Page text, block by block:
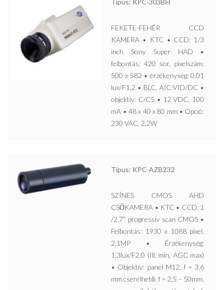
Típus: KPC-303BH
FEKETE-FEHÉR CCD
KAMERA • KTC • CCD: 1/3
inch Sony Super HAD •
felbontás: 420 sor, pixelszám:
500 x 582 • érzékenység: 0,01
lux/F1,2 • BLC, AIC:VID/DC •
objektív: C/CS • 12 VDC, 100
mA • 48 x 40 x 80 mm • Opció:
230 VAC, 2,2W
Típus: KPC-AZB232
SZÍNES CMOS AHD
CSŐKAMERA • KTC • CCD: 1
/2.7” progressiv scan CMOS •
Felbontás: 1930 x 1088 pixel,
2,1MP • Érzékenység:
1,3lux/F2.0 (Ill. min, AGC max)
• Objektív: panel M12, f = 3,6
mm cserélhető: f = 2,5 – 50mm,